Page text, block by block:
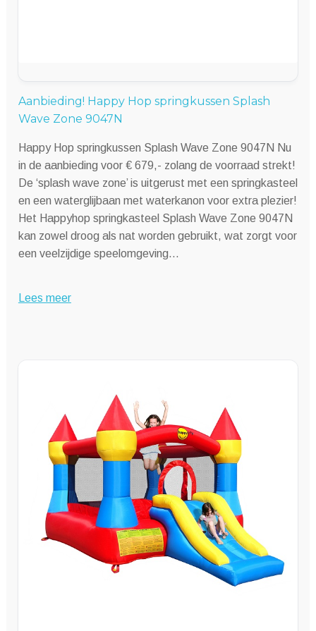
Aanbieding! Happy Hop springkussen Splash
Wave Zone 9047N
Happy Hop springkussen Splash Wave Zone 9047N Nu
in de aanbieding voor € 679,- zolang de voorraad strekt!
De ‘splash wave zone’ is uitgerust met een springkasteel
en een waterglijbaan met waterkanon voor extra plezier!
Het Happyhop springkasteel Splash Wave Zone 9047N
kan zowel droog als nat worden gebruikt, wat zorgt voor
een veelzijdige speelomgeving…
Lees meer